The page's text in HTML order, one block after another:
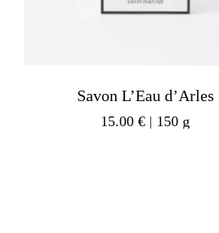
Savon L’Eau d’Arles
15.00€ | 150 g